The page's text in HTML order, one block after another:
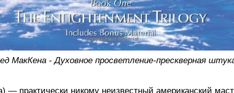
МакКена - Духовное просветление-прескверная
— практически никому неизвестный американский